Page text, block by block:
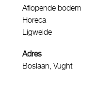
Aflopende bodem
Horeca
Ligweide
Adres
Boslaan, Vught